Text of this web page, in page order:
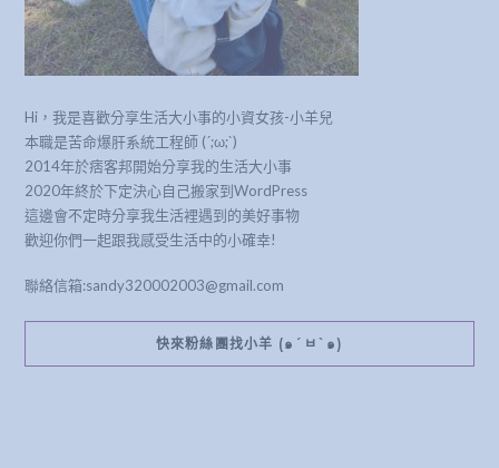
Hi，我是喜歡分享生活大小事的小資女孩-小羊兒
本職是苦命爆肝系統工程師 (´;ω;`)
2014年於痞客邦開始分享我的生活大小事
2020年終於下定決心自己搬家到WordPress
這邊會不定時分享我生活裡遇到的美好事物
歡迎你們一起跟我感受生活中的小確幸!
聯絡信箱:sandy320002003@gmail.com
快來粉絲團找小羊 (๑´ㅂ`๑)